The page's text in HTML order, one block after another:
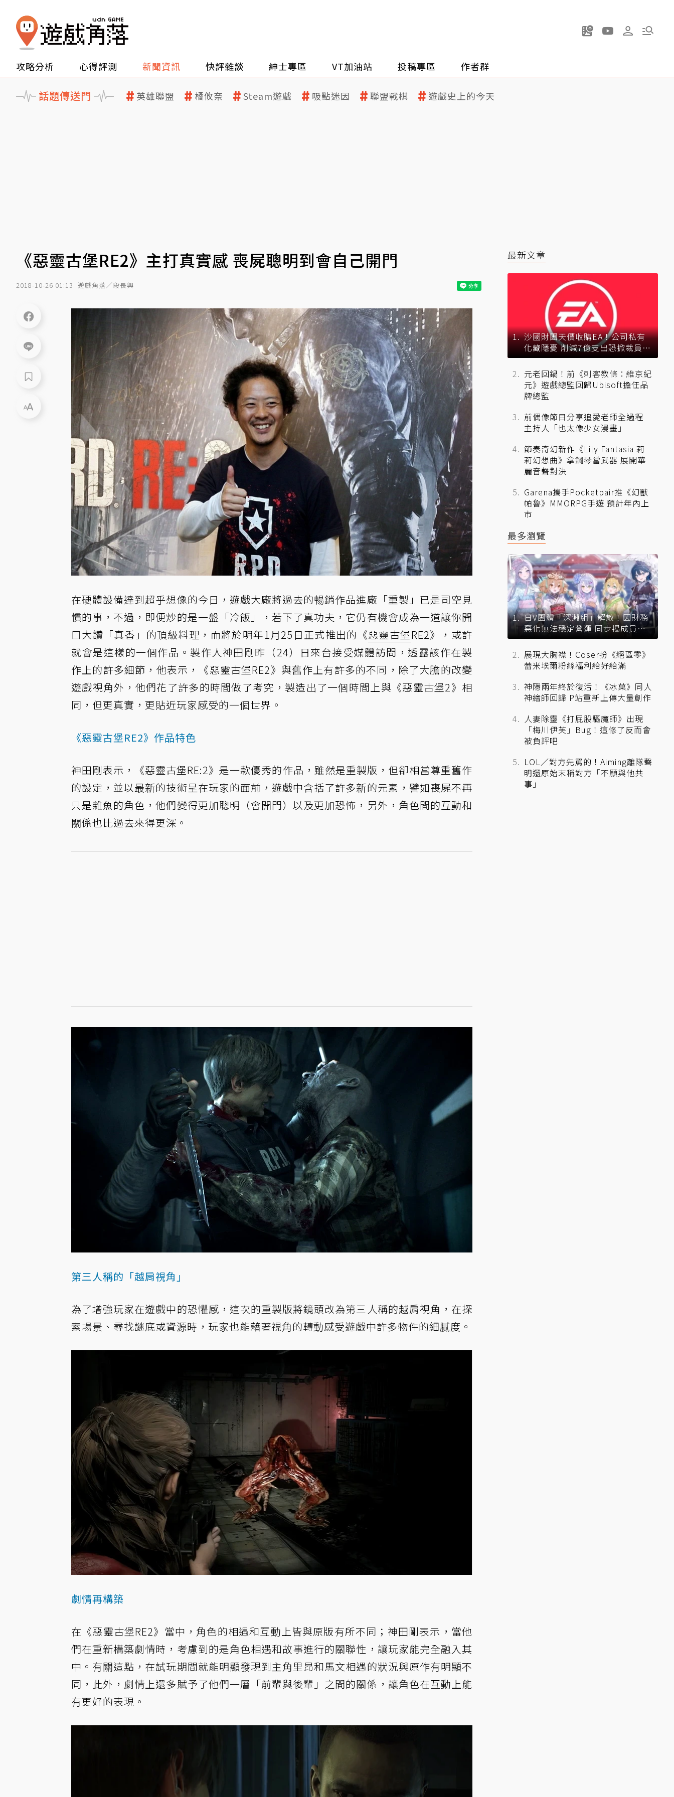
攻略分析 心得評測 新聞資訊 快評雜談 紳士專區 VT加油站 投稿專區 作者群
話題傳送門 英雄聯盟 橘攸奈 Steam遊戲 吸點迷因 聯盟戰棋 遊戲史上的今天
《惡靈古堡RE2》主打真實感 喪屍聰明到會自己開門
2018-10-26 01:13 遊戲角落／段長興
在硬體設備達到超乎想像的今日，遊戲大廠將過去的暢銷作品進廠「重製」已是司空見
慣的事，不過，即便炒的是一盤「冷飯」，若下了真功夫，它仍有機會成為一道讓你開
口大讚「真香」的頂級料理，而將於明年1月25日正式推出的《惡靈古堡RE2》，或許
就會是這樣的一個作品。製作人神田剛昨（24）日來台接受媒體訪問，透露該作在製
作上的許多細節，他表示，《惡靈古堡RE2》與舊作上有許多的不同，除了大膽的改變
遊戲視角外，他們花了許多的時間做了考究，製造出了一個時間上與《惡靈古堡2》相
同，但更真實，更貼近玩家感受的一個世界。
《惡靈古堡RE2》作品特色
神田剛表示，《惡靈古堡RE:2》是一款優秀的作品，雖然是重製版，但卻相當尊重舊作
的設定，並以最新的技術呈在玩家的面前，遊戲中含括了許多新的元素，譬如喪屍不再
只是雜魚的角色，他們變得更加聰明（會開門）以及更加恐怖，另外，角色間的互動和
關係也比過去來得更深。
第三人稱的「越肩視角」
為了增強玩家在遊戲中的恐懼感，這次的重製版將鏡頭改為第三人稱的越肩視角，在探
索場景、尋找謎底或資源時，玩家也能藉著視角的轉動感受遊戲中許多物件的細膩度。
劇情再構築
在《惡靈古堡RE2》當中，角色的相遇和互動上皆與原版有所不同；神田剛表示，當他
們在重新構築劇情時，考慮到的是角色相遇和故事進行的關聯性，讓玩家能完全融入其
中。有關這點，在試玩期間就能明顯發現到主角里昂和馬文相遇的狀況與原作有明顯不
同，此外，劇情上還多賦予了他們一層「前輩與後輩」之間的關係，讓角色在互動上能
有更好的表現。
最新文章
沙國財團天價收購EA！公司私有
化藏隱憂 削減7億支出恐掀裁員風
暴？
元老回鍋！前《刺客教條：維京紀
元》遊戲總監回歸Ubisoft擔任品
牌總監
前偶像節目分享追愛老師全過程
主持人「也太像少女漫畫」
節奏奇幻新作《Lily Fantasia 莉
莉幻想曲》拿鋼琴當武器 展開華
麗音聲對決
Garena攜手Pocketpair推《幻獸
帕魯》MMORPG手遊 預計年內上
市
最多瀏覽
日V團體「深淵組」解散！因財務
惡化無法穩定營運 同步揭成員未
來去向
展現大胸襟！Coser扮《絕區零》
蕾米埃爾粉絲福利給好給滿
神隱兩年終於復活！《冰菓》同人
神繪師回歸 P站重新上傳大量創作
人妻除靈《打屁股驅魔師》出現
「梅川伊芙」Bug！這修了反而會
被負評吧
LOL／對方先罵的！Aiming離隊聲
明還原始末稱對方「不願與他共
事」